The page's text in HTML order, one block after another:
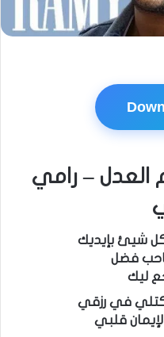
العدل – رامي
شيئ بإيديك
فضل
ليك
في رزقي
قلبي